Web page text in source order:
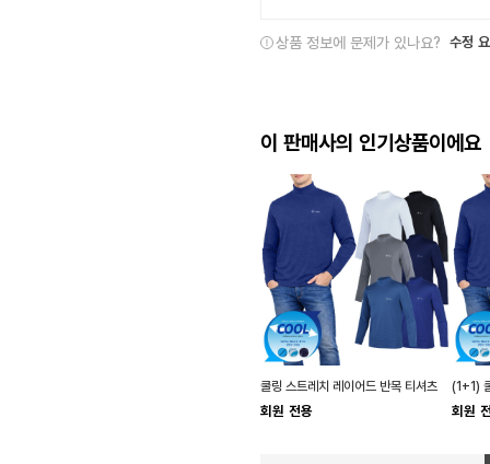
상품 정보에 문제가 있나요? 수정
이 판매사의 인기상품이에요
쿨링 스트레치 레이어드 반목 티셔츠
회원 전용 회원